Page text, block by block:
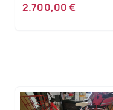
2.700,00 €